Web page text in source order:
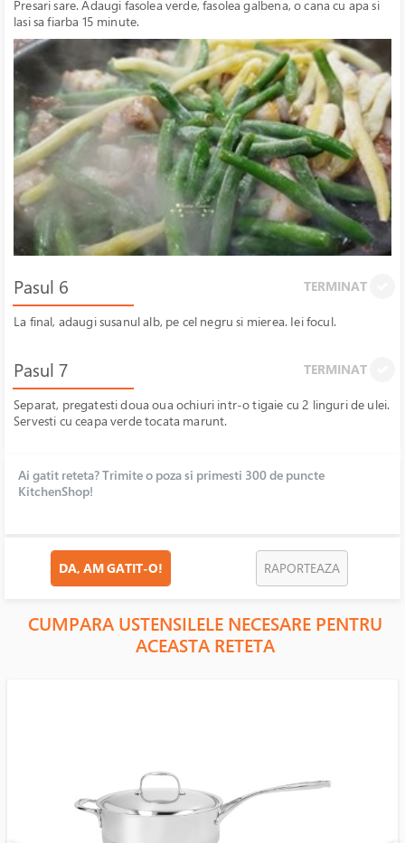
Presari sare. Adaugi fasolea verde, fasolea galbena, o cana cu apa si
lasi sa fiarba 15 minute.
Pasul 6 TERMINAT
La final, adaugi susanul alb, pe cel negru si mierea. Iei focul.
Pasul 7 TERMINAT
Separat, pregatesti doua oua ochiuri intr-o tigaie cu 2 linguri de ulei.
Servesti cu ceapa verde tocata marunt.
Ai gatit reteta? Trimite o poza si primesti 300 de puncte
KitchenShop!
DA, AM GATIT-O! RAPORTEAZA
CUMPARA USTENSILELE NECESARE PENTRU
ACEASTA RETETA